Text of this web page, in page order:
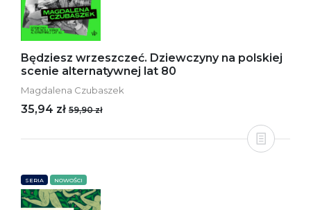
Będziesz wrzeszczeć. Dziewczyny na polskiej
scenie alternatywnej lat 80
Magdalena Czubaszek
35,94 zł 59,90 zł
SERIA NOWOŚCI